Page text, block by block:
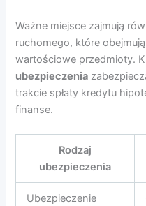
Ważne miejsce zajmują
ruchomego, które
wartościowe przedmioty.
ubezpieczenia
trakcie spłaty kredytu
finanse.
Rodzaj
ubezpieczenia
Ubezpieczenie